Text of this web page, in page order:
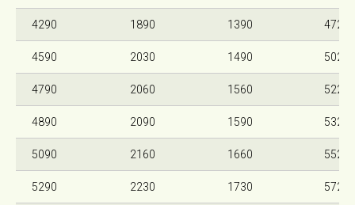
4290 1890 1390 4720
4590 2030 1490 5020
4790 2060 1560 5220
4890 2090 1590 5320
5090 2160 1660 5520
5290 2230 1730 5720